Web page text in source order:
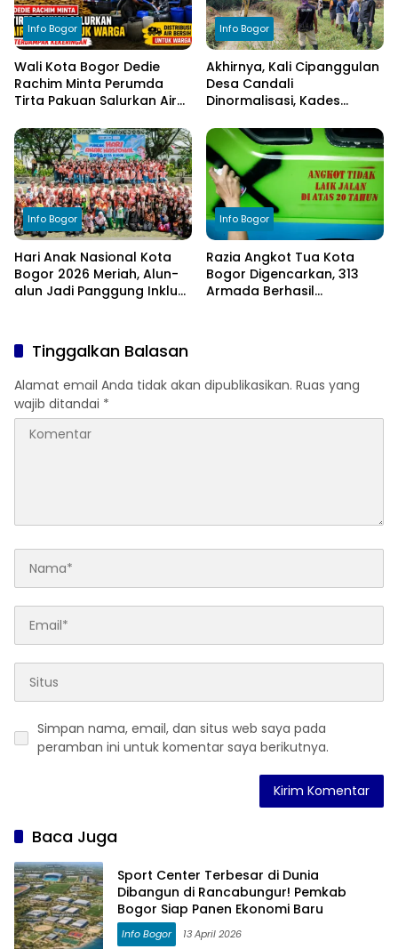
Info Bogor
Wali Kota Bogor Dedie
Rachim Minta Perumda
Tirta Pakuan Salurkan Air
Terdampak Kekeringan
Info Bogor
Akhirnya, Kali Cipanggulan
Desa Candali
Dinormalisasi, Kades
kepada Bupati Bogor
Info Bogor
Hari Anak Nasional Kota
Bogor 2026 Meriah, Alun-
alun Jadi Panggung Inklusi
Info Bogor
Razia Angkot Tua Kota
Bogor Digencarkan, 313
Armada Berhasil
Tinggalkan Balasan
Alamat email Anda tidak akan dipublikasikan. Ruas yang
wajib ditandai *
Simpan nama, email, dan situs web saya pada
peramban ini untuk komentar saya berikutnya.
Baca Juga
Sport Center Terbesar di Dunia
Dibangun di Rancabungur! Pemkab
Bogor Siap Panen Ekonomi Baru
Info Bogor 13 April 2026